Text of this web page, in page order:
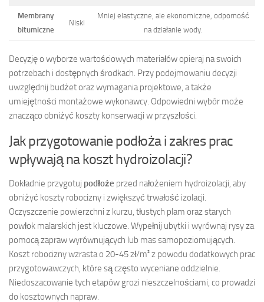
Membrany
bitumiczne
Niski
Mniej elastyczne, ale ekonomiczne, odporność
na działanie wody.
Decyzję o wyborze wartościowych materiałów opieraj na swoich
potrzebach i dostępnych środkach. Przy podejmowaniu decyzji
uwzględnij budżet oraz wymagania projektowe, a także
umiejętności montażowe wykonawcy. Odpowiedni wybór może
znacząco obniżyć koszty konserwacji w przyszłości.
Jak przygotowanie podłoża i zakres prac
wpływają na koszt hydroizolacji?
Dokładnie przygotuj podłoże przed nałożeniem hydroizolacji, aby
obniżyć koszty robocizny i zwiększyć trwałość izolacji.
Oczyszczenie powierzchni z kurzu, tłustych plam oraz starych
powłok malarskich jest kluczowe. Wypełnij ubytki i wyrównaj rysy za
pomocą zapraw wyrównujących lub mas samopoziomujących.
Koszt robocizny wzrasta o 20-45 zł/m² z powodu dodatkowych prac
przygotowawczych, które są często wyceniane oddzielnie.
Niedoszacowanie tych etapów grozi nieszczelnościami, co prowadzi
do kosztownych napraw.